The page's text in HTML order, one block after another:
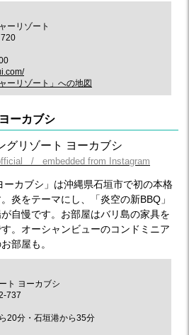
ーリゾート
ーリゾート」への地図
ーカブシ
/ embedded from Instagram
ーカブシ」は沖縄県石垣市で初の本格
炎をテーマにし、「炎空の新BBQ」
自慢です。お部屋はバリ島の家具を
。オーシャンビューのコンドミニア
部屋も。
ト ヨーカブシ
737
20分・石垣港から35分